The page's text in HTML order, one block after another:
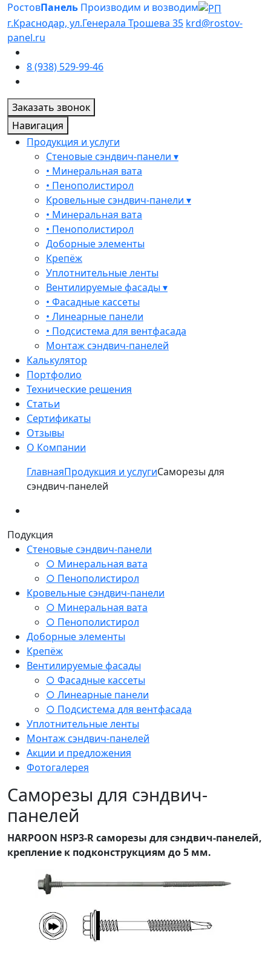
РостовПанель Производим и возводим
г.Краснодар, ул.Генерала Трошева 35 krd@rostov-
panel.ru
8 (938) 529-99-46
Заказать звонок
Навигация
Продукция и услуги
Стеновые сэндвич-панели ▾
• Минеральная вата
• Пенополистирол
Кровельные сэндвич-панели ▾
• Минеральная вата
• Пенополистирол
Доборные элементы
Крепёж
Уплотнительные ленты
Вентилируемые фасады ▾
• Фасадные кассеты
• Линеарные панели
• Подсистема для вентфасада
Монтаж сэндвич-панелей
Калькулятор
Портфолио
Технические решения
Статьи
Сертификаты
Отзывы
О Компании
ГлавнаяПродукция и услугиСаморезы для
сэндвич-панелей
Подукция
Стеновые сэндвич-панели
○ Минеральная вата
○ Пенополистирол
Кровельные сэндвич-панели
○ Минеральная вата
○ Пенополистирол
Доборные элементы
Крепёж
Вентилируемые фасады
○ Фасадные кассеты
○ Линеарные панели
○ Подсистема для вентфасада
Уплотнительные ленты
Монтаж сэндвич-панелей
Акции и предложения
Фотогалерея
Саморезы для сэндвич-
панелей
HARPOON HSP3-R саморезы для сэндвич-панелей,
крепление к подконструкциям до 5 мм.